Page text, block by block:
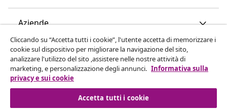
Aziende
vidaXL
Scopri di più
Cliccando su “Accetta tutti i cookie”, l'utente accetta di memorizzare i
cookie sul dispositivo per migliorare la navigazione del sito,
analizzare l'utilizzo del sito ,assistere nelle nostre attività di
marketing, e personalizzazione degli annunci. Informativa sulla
privacy e sui cookie
Accetta tutti i cookie